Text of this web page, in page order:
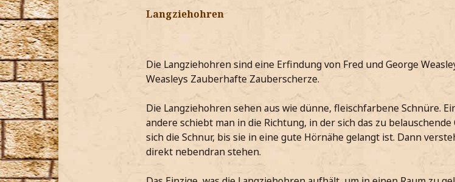
Langziehohren
Die Langziehohren sind eine Erfindung von Fred und George
Weasleys Zauberhafte Zauberscherze.
Die Langziehohren sehen aus wie dünne, fleischfarbene Schnüre.
andere schiebt man in die Richtung, in der sich das zu
sich die Schnur, bis sie in eine gute Hörnähe gelangt ist. Dann
direkt nebendran stehen.